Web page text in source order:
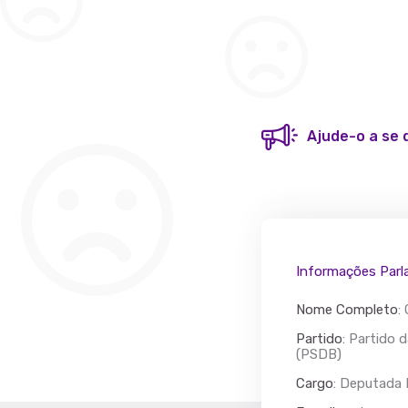
Ajude-o a se
Informações
Nome Completo:
Partido: Partido
(PSDB)
Cargo: Deputada